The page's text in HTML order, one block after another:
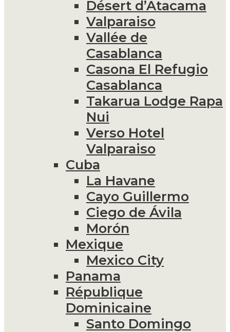
Désert d’Atacama
Valparaiso
Vallée de
Casablanca
Casona El Refugio
Casablanca
Takarua Lodge Rapa
Nui
Verso Hotel
Valparaiso
Cuba
La Havane
Cayo Guillermo
Ciego de Ávila
Morón
Mexique
Mexico City
Panama
République
Dominicaine
Santo Domingo